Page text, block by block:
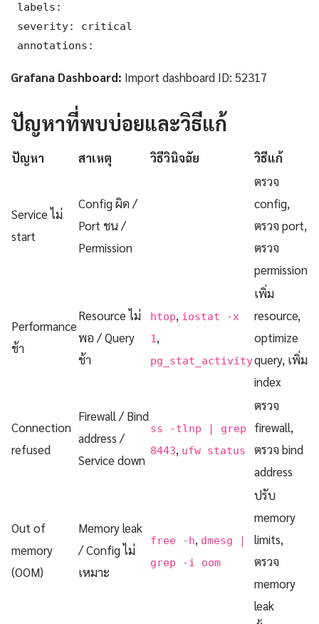
labels:
severity: critical
annotations:
Grafana Dashboard: Import dashboard ID: 52317
ปัญหาที่พบบ่อยและวิธีแก้
ปัญหา สาเหตุ วิธีวินิจฉัย วิธีแก้
Service ไม่
start
Config ผิด /
Port ชน /
Permission
ตรวจ
config,
ตรวจ port,
ตรวจ
permission
Performance
ช้า
Resource ไม่
พอ / Query
ช้า
htop, iostat -x
1 ,
pg_stat_activity
เพิ่ม
resource,
optimize
query, เพิ่ม
index
Connection
refused
Firewall / Bind
address /
Service down
ss -tlnp | grep
8443, ufw status
ตรวจ
firewall,
ตรวจ bind
address
Out of
memory
(OOM)
Memory leak
/ Config ไม่
เหมาะ
free -h, dmesg |
grep -i oom
ปรับ
memory
limits,
ตรวจ
memory
leak